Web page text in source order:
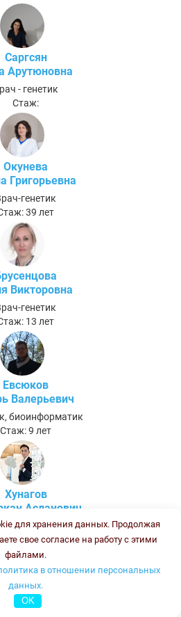
Саргсян
Арутюновна
- генетик
Стаж:
Окунева
Григорьевна
генетик
39 лет
Викторовна
генетик
13 лет
Евсюков
Валерьевич
биоинформатик
Стаж: 9 лет
Хунагов
Асланович
клинической лабораторной
Стаж:
Ольга Борисовна
для хранения данных. Продолжая
свое согласие на работу с этими
файлами.
в отношении персональных
данных.
OK